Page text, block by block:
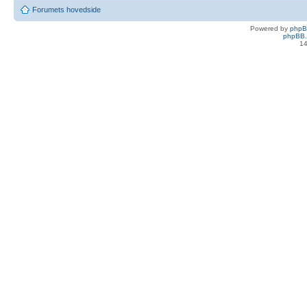
Forumets hovedside
Powered by